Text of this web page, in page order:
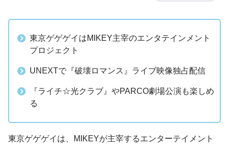
東京ゲゲゲイはMIKEY主宰のエンタテインメント
プロジェクト
UNEXTで『破壊ロマンス』ライブ映像独占配信
『ライチ☆光クラブ』やPARCO劇場公演も楽しめ
る
東京ゲゲゲイは、MIKEYが主宰するエンターテイメント